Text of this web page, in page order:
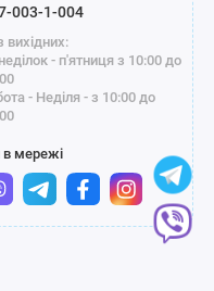
003-1-004
вихідних:
- п'ятниця з 10:00 до
- Неділя - з 10:00 до
мережі